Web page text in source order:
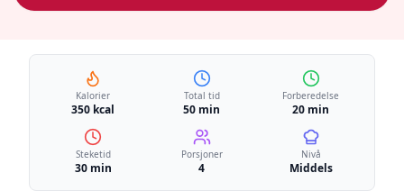
Kalorier
350 kcal
Total tid
50 min
Forberedelse
20 min
Steketid
30 min
Porsjoner
4
Nivå
Middels